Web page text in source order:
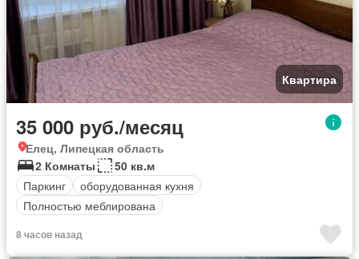
Квартира
35 000 руб./месяц
Елец, Липецкая область
2 Комнаты
50 кв.м
Паркинг
оборудованная кухня
Полностью меблирована
8 часов назад